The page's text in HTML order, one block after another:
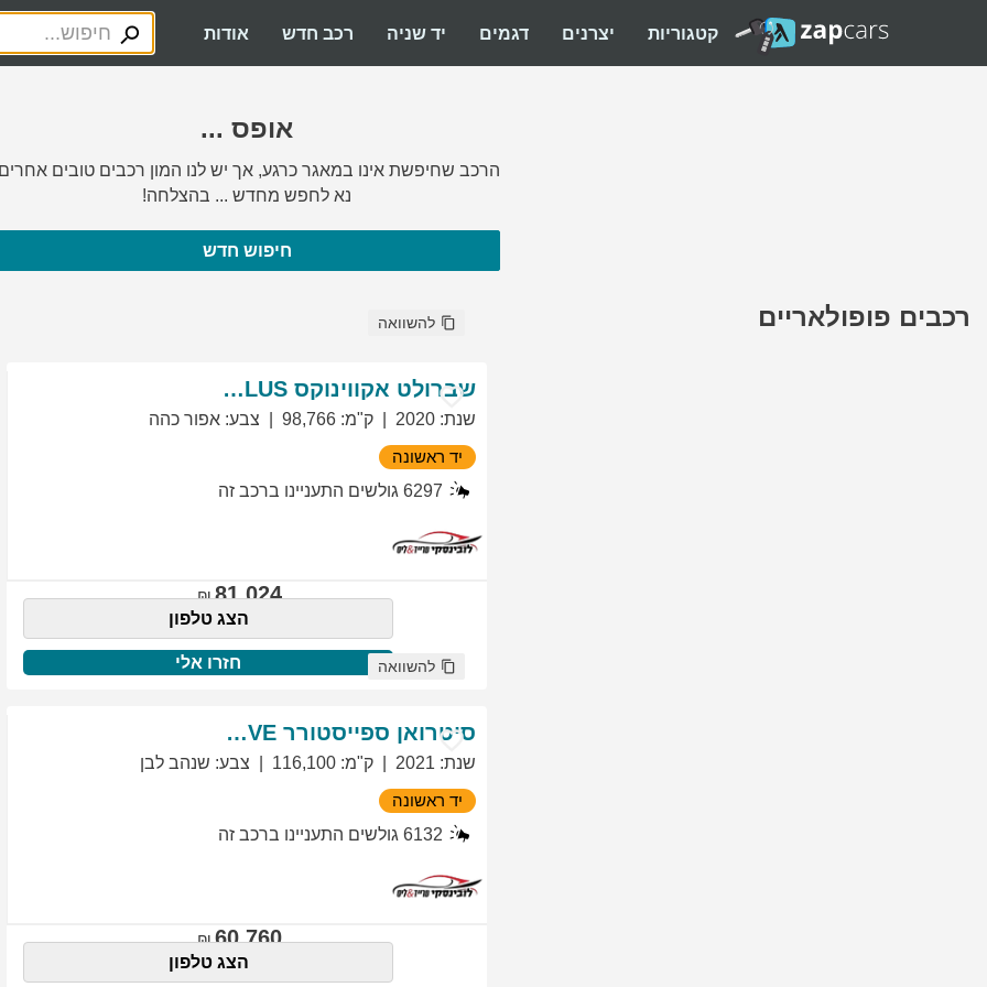
קטגוריות יצרנים דגמים יד שניה רכב חדש אודות
אופס ...
הרכב שחיפשת אינו במאגר כרגע, אך יש לנו המון רכבים טובים
נא לחפש מחדש ... בהצלחה!
חיפוש חדש
רכבים פופולאריים להשוואה
שברולט אקווינוקס LT PLUS
שנת:
2020 ק"מ:
98,766 צבע: אפור כהה
יד ראשונה
6297 גולשים התעניינו ברכב זה
81,024
הצג טלפון
חזרו אלי להשוואה
סיטרואן ספייסטורר EXCLUSIVE
שנת:
2021 ק"מ:
116,100 צבע: שנהב לבן
יד ראשונה
6132 גולשים התעניינו ברכב זה
60,760
הצג טלפון